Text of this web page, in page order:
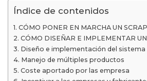
Índice de contenidos
CÓMO PONER EN MARCHA UN SCRAP
CÓMO DISEÑAR E IMPLEMENTAR
Diseño e implementación del sistema
Manejo de múltiples productos
Coste aportado por las empresa